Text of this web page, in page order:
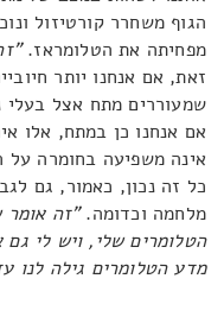
הגוף משחרר קורטיזול
מפחיתה את הטלומראז.
זאת, אם אנחנו יותר
שמעוררים מתח אצל בעלי
אם אנחנו כן במתח, אלו
אינה משפיעה בחומרה על
כל זה נכון, כאמור, גם
מלחמה וכדומה."זה אומר
הטלומרים שלי, ויש לי
מדע הטלומרים גילה לנו